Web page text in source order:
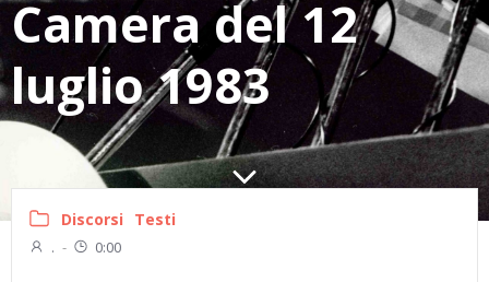
Camera del 12
luglio 1983
Discorsi Testi
. - 0:00